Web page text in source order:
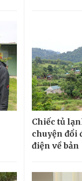
Chiếc tủ
chuyện đổi
điện về bản